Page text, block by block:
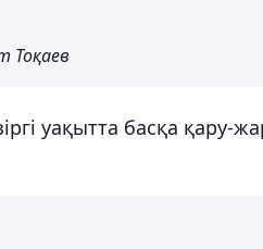
Тоқаев
уақытта басқа